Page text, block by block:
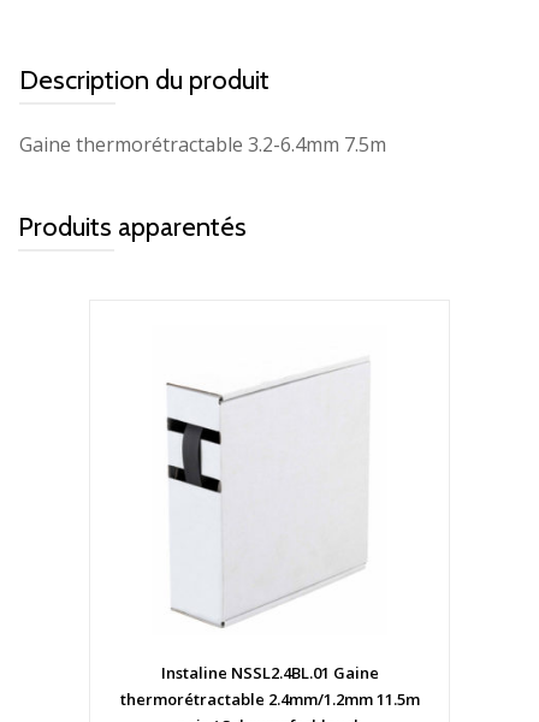
Description du produit
Gaine thermorétractable 3.2-6.4mm 7.5m
Produits apparentés
Instaline NSSL2.4BL.01 Gaine
thermorétractable 2.4mm/1.2mm 11.5m